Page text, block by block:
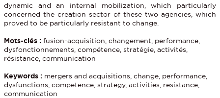
dynamic and an internal mobilization, which particularly
concerned the creation sector of these two agencies, which
proved to be particularly resistant to change.
Mots-clés :fusion-acquisition, changement, performance,
dysfonctionnements, compétence, stratégie, activités,
résistance, communication
Keywords : mergers and acquisitions, change, performance,
dysfunctions, competence, strategy, activities, resistance,
communication